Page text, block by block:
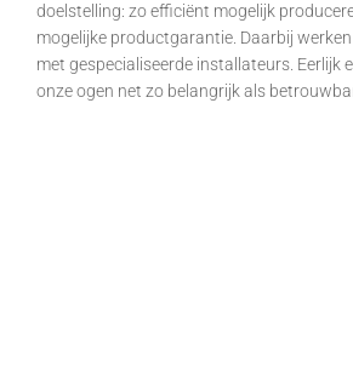
doelstelling: zo efficiënt mogelijk
mogelijke productgarantie. Daarbij
met gespecialiseerde installateurs. Eerlijk
onze ogen net zo belangrijk als